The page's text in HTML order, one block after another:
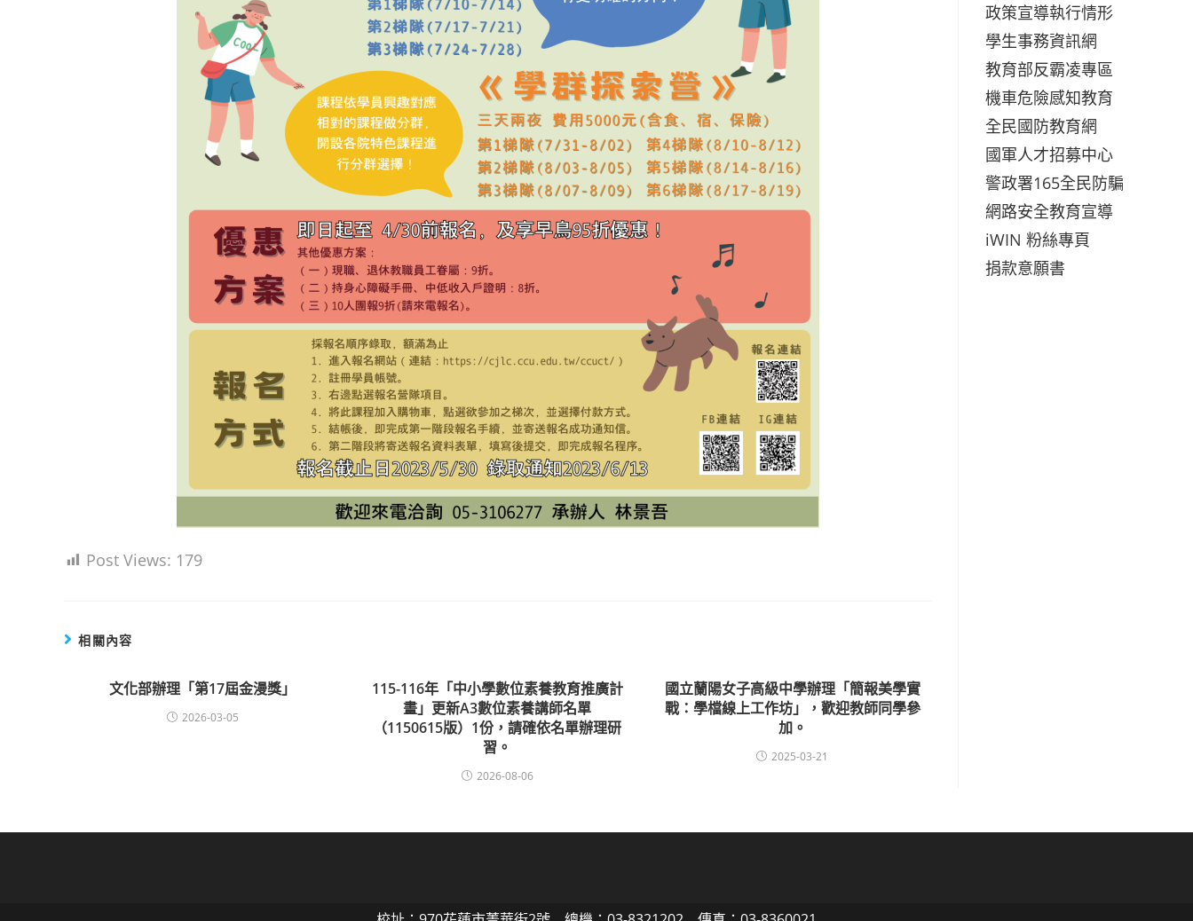
Post Views: 179
相關內容
文化部辦理「第17屆金漫獎」
2026-03-05
115-116年「中小學數位素養教育推廣計
畫」更新A3數位素養講師名單
（1150615版）1份，請確依名單辦理研
習。
2026-08-06
國立蘭陽女子高級中學辦理「簡報美學實
戰：學檔線上工作坊」，歡迎教師同學參
加。
2025-03-21
政策宣導執行情形
學生事務資訊網
教育部反霸凌專區
機車危險感知教育
全民國防教育網
國軍人才招募中心
警政署165全民防騙
網路安全教育宣導
iWIN 粉絲專頁
捐款意願書